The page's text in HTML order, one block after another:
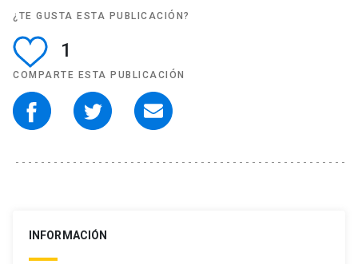
¿TE GUSTA ESTA PUBLICACIÓN?
1
COMPARTE ESTA PUBLICACIÓN
INFORMACIÓN